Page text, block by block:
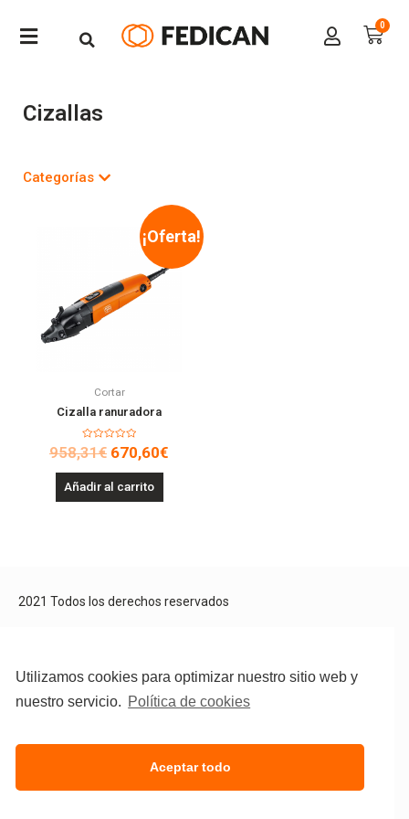
Cizallas
Categorías
¡Oferta!
Cortar
Cizalla ranuradora
Valorado
en
de
5
958,31€ 670,60€
Añadir al carrito
2021 Todos los derechos reservados
Utilizamos cookies para optimizar nuestro sitio web y
nuestro servicio. Política de cookies
Aceptar todo